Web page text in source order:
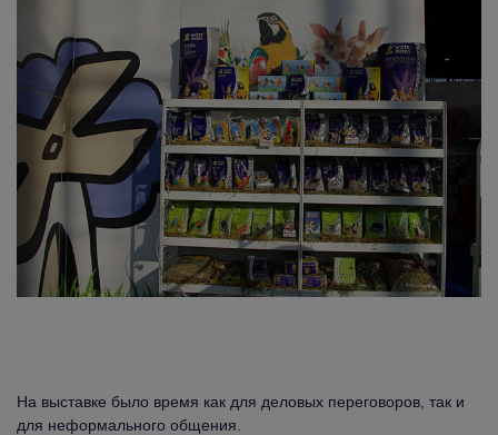
На выставке было время как для деловых переговоров, так и
для неформального общения.